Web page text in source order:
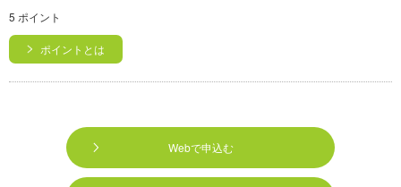
5 ポイント
ポイントとは
Webで申込む